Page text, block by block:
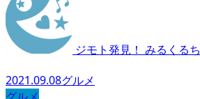
ジモト発見！ みるくる
2021.09.08グルメ